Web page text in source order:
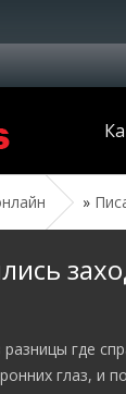
»
где
глаз, и